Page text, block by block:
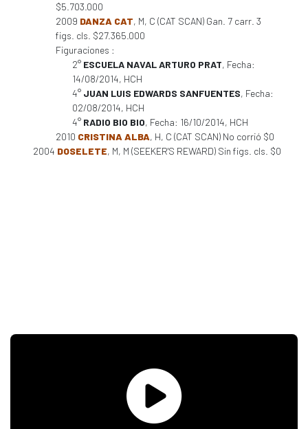
$5.703.000
2009 DANZA CAT, M, C (CAT SCAN) Gan. 7 carr. 3
figs. cls. $27.365.000
Figuraciones :
2° ESCUELA NAVAL ARTURO PRAT, Fecha:
14/08/2014, HCH
4° JUAN LUIS EDWARDS SANFUENTES, Fecha:
02/08/2014, HCH
4° RADIO BIO BIO, Fecha: 16/10/2014, HCH
2010 CRISTINA ALBA, H, C (CAT SCAN) No corrió $0
2004 DOSELETE, M, M (SEEKER'S REWARD) Sin figs. cls. $0